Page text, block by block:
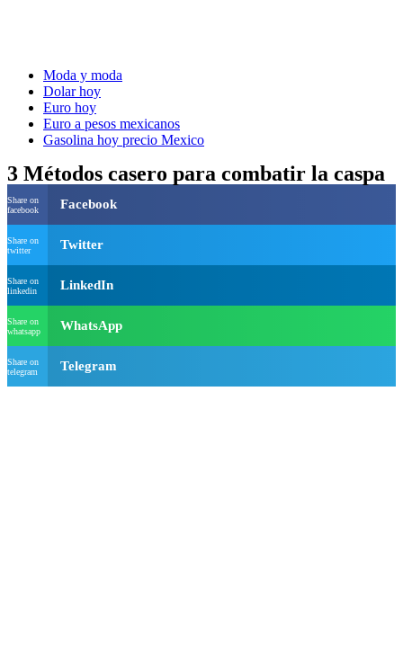
Moda y moda
Dolar hoy
Euro hoy
Euro a pesos mexicanos
Gasolina hoy precio Mexico
3 Métodos casero para combatir la caspa
Share on
facebook
Facebook
Share on
twitter
Twitter
Share on
linkedin
LinkedIn
Share on
whatsapp
WhatsApp
Share on
telegram
Telegram